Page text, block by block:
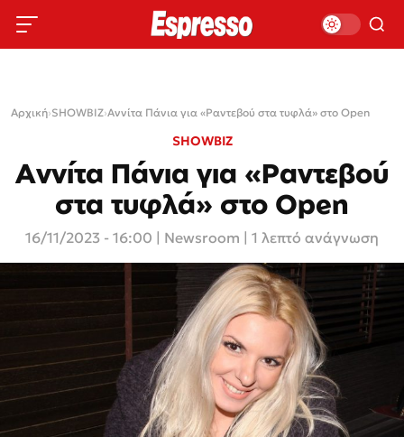
Αρχική›SHOWBIZ›Αννίτα Πάνια για «Ραντεβού στα τυφλά» στο Open
SHOWBIZ
Αννίτα Πάνια για «Ραντεβού
στα τυφλά» στο Open
16/11/2023 - 16:00 Newsroom | 1 λεπτό ανάγνωση